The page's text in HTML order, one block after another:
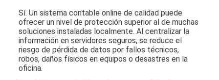
Sí. Un sistema contable online de calidad puede
ofrecer un nivel de protección superior al de muchas
soluciones instaladas localmente. Al centralizar la
información en servidores seguros, se reduce el
riesgo de pérdida de datos por fallos técnicos,
robos, daños físicos en equipos o desastres en la
oficina.